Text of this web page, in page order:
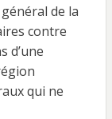
de la
contre
d’une
qui ne